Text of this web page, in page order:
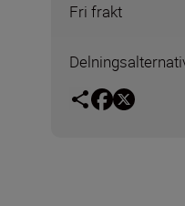
Fri frakt